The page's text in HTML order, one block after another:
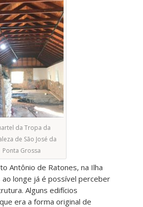
da Tropa da
de São José da
Ponta Grossa
Antônio de Ratones, na Ilha
ao longe já é possível perceber
Alguns edifícios
era a forma original de